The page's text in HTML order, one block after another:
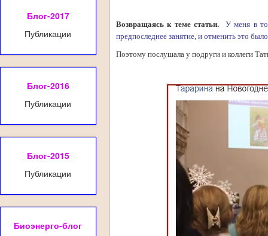
Блог-2017
Публикации
Блог-2016
Публикации
Блог-2015
Публикации
Биоэнерго-блог
Возвращаясь к теме статьи. У меня в
предпоследнее занятие, и отменить это
Поэтому послушала у подруги и коллеги